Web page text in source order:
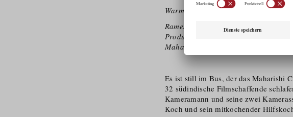
Warm regards,
Ramesh Babu Valluripalli
Producer
Maharishi Cinema
Es ist still im Bus, der das Maharishi
32 südindische Filmschaffende
Kameramann und seine zwei
Koch und sein mitkochender